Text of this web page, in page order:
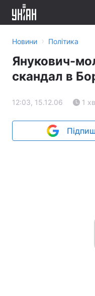
Новини › Політика
Янукович-
скандал в
12:03, 15.12.06 1